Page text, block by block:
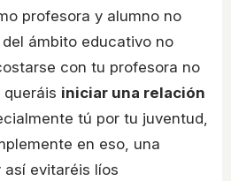
profesora y alumno no
ámbito educativo no
con tu profesora no
iniciar una relación
tú por tu juventud,
en eso, una
evitaréis líos